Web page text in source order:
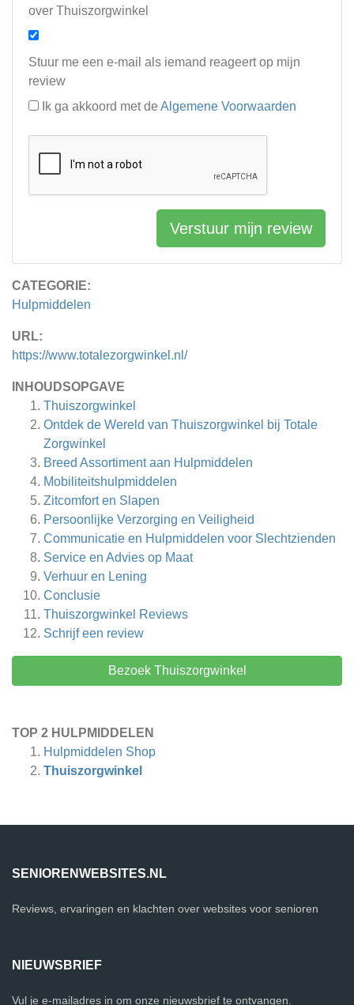
CATEGORIE:
Hulpmiddelen
URL:
https://www.totalezorgwinkel.nl/
INHOUDSOPGAVE
Thuiszorgwinkel
Ontdek de Wereld van Thuiszorgwinkel bij Totale
Zorgwinkel
Breed Assortiment aan Hulpmiddelen
Mobiliteitshulpmiddelen
Zitcomfort en Slapen
Persoonlijke Verzorging en Veiligheid
Communicatie en Hulpmiddelen voor Slechtzienden
Service en Advies op Maat
Verhuur en Lening
Conclusie
Thuiszorgwinkel Reviews
Schrijf een review
Bezoek Thuiszorgwinkel
TOP 2 HULPMIDDELEN
Hulpmiddelen Shop
Thuiszorgwinkel
over Thuiszorgwinkel
Stuur me een e-mail als iemand reageert op mijn
review
Ik ga akkoord met de Algemene Voorwaarden
Verstuur mijn review
SENIORENWEBSITES.NL
Reviews, ervaringen en klachten over websites voor senioren
NIEUWSBRIEF
Vul je e-mailadres in om onze nieuwsbrief te ontvangen.